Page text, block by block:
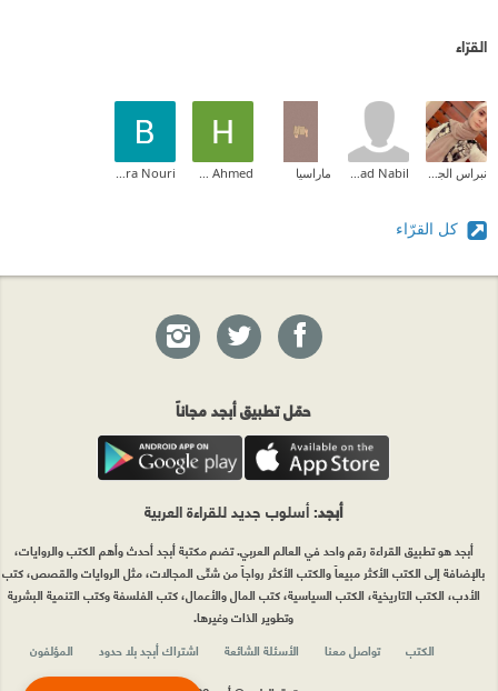
القرّاء
ماراسيا
كل القرّاء
حمّل تطبيق أبجد مجاناً
أبجد: أسلوب جديد للقراءة العربية
أبجد هو تطبيق القراءة رقم واحد في العالم العربي. تضم مكتبة أبجد أحدث وأهم الكتب والروايات،
بالإضافة إلى الكتب الأكثر مبيعاً والكتب الأكثر رواجاً من شتّى المجالات، مثل الروايات والقصص، كتب
الأدب، الكتب التاريخية، الكتب السياسية، كتب المال والأعمال، كتب الفلسفة وكتب التنمية البشرية
وتطوير الذات وغيرها.
الكتب
تواصل معنا الأسئلة الشائعة اشتراك أبجد بلا حدود
المؤلفون